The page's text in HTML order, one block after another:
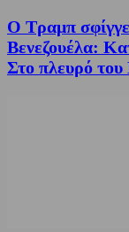
Ο Τραμπ
Βενεζουέλα:
Στο πλευρό